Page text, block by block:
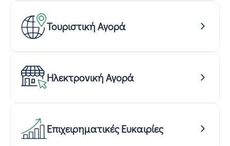
Τουριστική Αγορά
Ηλεκτρονική Αγορά
Επιχειρηματικές Ευκαιρίες